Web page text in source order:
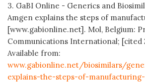
3. GaBI Online - Generics and
Amgen explains the steps of
[www.gabionline.net]. Mol, Belgium:
Communications International; [cited
Available from:
www.gabionline.net/biosimilars/
explains-the-steps-of-